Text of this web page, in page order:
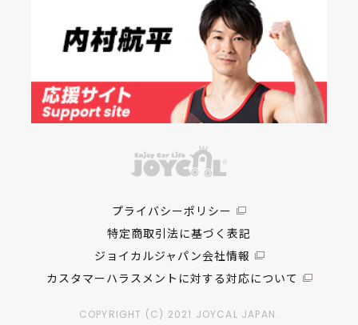
プライバシーポリシー
特定商取引法に基づく表記
ジョイカルジャパン会社情報
カスタマーハラスメントに対する対応について
COPYRIGHT (C) 2021 JOYCAL JAPAN.